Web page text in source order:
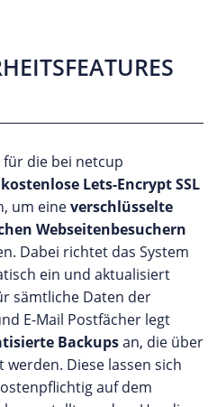
die bei netcup
kostenlose Lets-Encrypt SSL
um eineverschlüsselte
Webseitenbesuchern
Dabei richtet das System
ein und aktualisiert
sämtliche Daten der
E-Mail Postfächer legt
Backupsan, die über
Diese lassen sich
auf dem